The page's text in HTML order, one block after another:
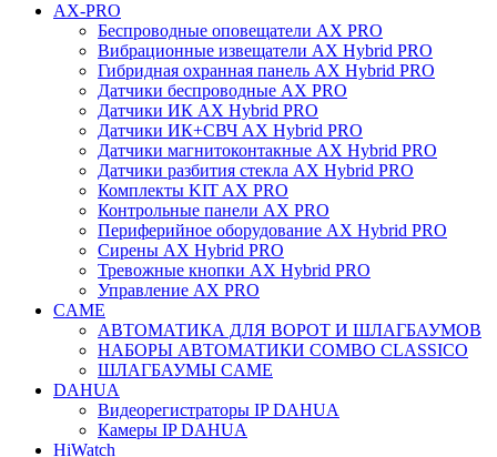
AX-PRO
Беспроводные оповещатели AX PRO
Вибрационные извещатели AX Hybrid PRO
Гибридная охранная панель AX Hybrid PRO
Датчики беспроводные AX PRO
Датчики ИК AX Hybrid PRO
Датчики ИК+СВЧ AX Hybrid PRO
Датчики магнитоконтакные AX Hybrid PRO
Датчики разбития стекла AX Hybrid PRO
Комплекты KIT AX PRO
Контрольные панели AX PRO
Периферийное оборудование AX Hybrid PRO
Сирены AX Hybrid PRO
Тревожные кнопки AX Hybrid PRO
Управление AX PRO
CAME
АВТОМАТИКА ДЛЯ ВОРОТ И ШЛАГБАУМОВ
НАБОРЫ АВТОМАТИКИ COMBO CLASSICO
ШЛАГБАУМЫ CAME
DAHUA
Видеорегистраторы IP DAHUA
Камеры IP DAHUA
HiWatch